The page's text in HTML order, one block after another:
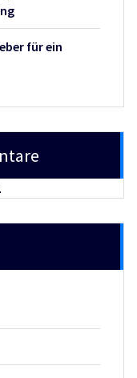
für ein